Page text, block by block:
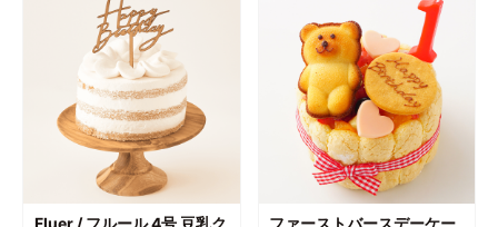
Fluer / フルール 4号 豆乳ク ファーストバースデーケー